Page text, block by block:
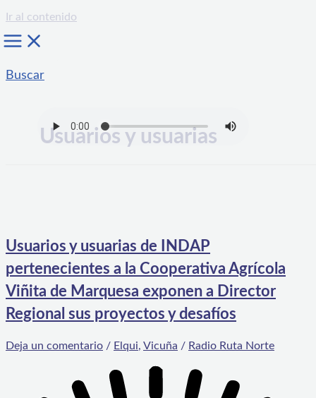
Ir al contenido
Buscar
Usuarios y usuarias
Usuarios y usuarias de INDAP
pertenecientes a la Cooperativa Agrícola
Viñita de Marquesa exponen a Director
Regional sus proyectos y desafíos
Deja un comentario / Elqui, Vicuña / Radio Ruta Norte